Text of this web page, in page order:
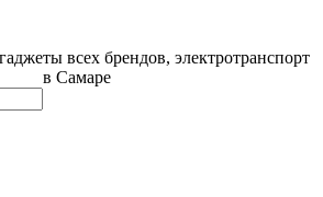
всех брендов, электротранспорт
в Самаре